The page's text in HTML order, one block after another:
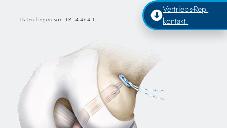
1 Daten liegen vor. TR-14-464-1.
Vertriebs-Rep.
kontakt.